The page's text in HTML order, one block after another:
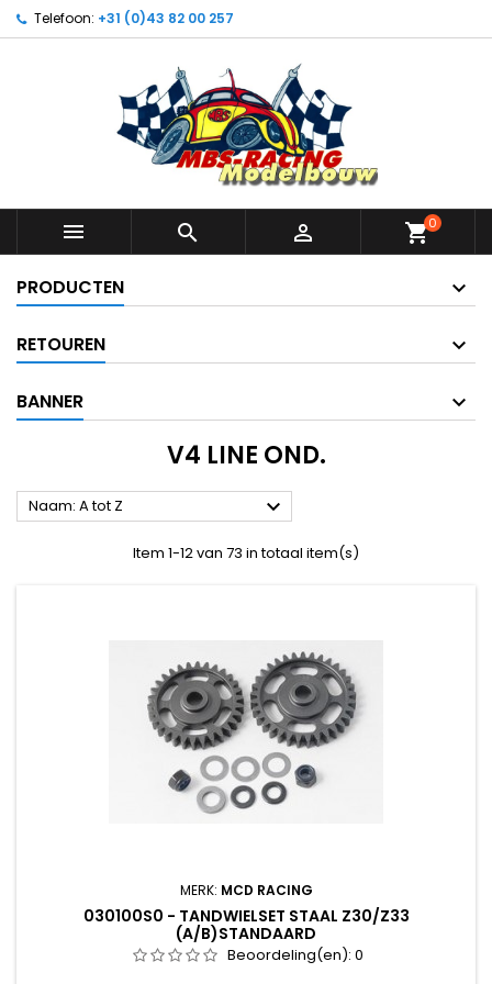
Telefoon: +31 (0)43 82 00 257
   shopping_cart0
PRODUCTEN
RETOUREN
BANNER
V4 LINE OND.
Naam: A tot Z 
Item 1-12 van 73 in totaal item(s)
MERK: MCD RACING
030100S0 - TANDWIELSET STAAL Z30/Z33
(A/B)STANDAARD
Beoordeling(en): 0